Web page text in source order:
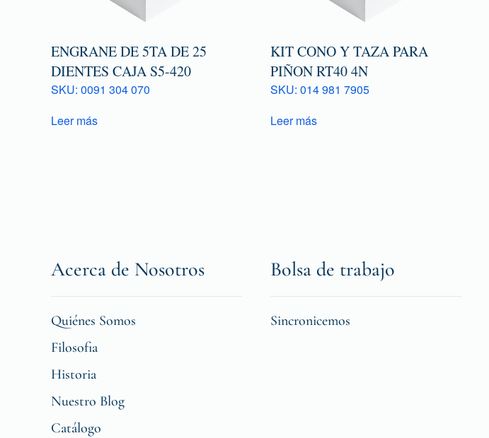
ENGRANE DE 5TA DE 25
DIENTES CAJA S5-420
SKU: 0091 304 070
Leer más
KIT CONO Y TAZA PARA
PIÑON RT40 4N
SKU: 014 981 7905
Leer más
Acerca de Nosotros
Quiénes Somos
Filosofia
Historia
Nuestro Blog
Catálogo
Bolsa de trabajo
Sincronicemos